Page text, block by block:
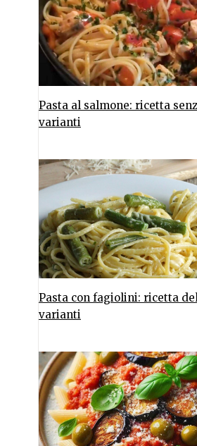
Pasta al salmone: ricetta
varianti
Pasta con fagiolini: ricetta
varianti